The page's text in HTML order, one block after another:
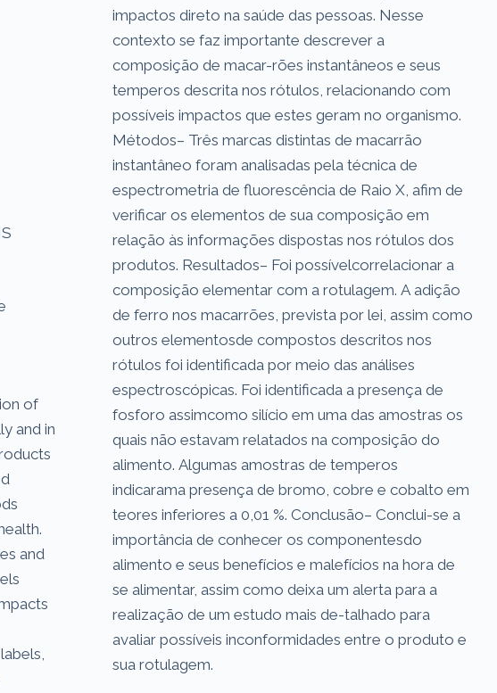
of
and in
and
impactos direto na saúde das pessoas. Nesse
contexto se faz importante descrever a
composição de macar-rões instantâneos e seus
temperos descrita nos rótulos, relacionando com
possíveis impactos que estes geram no organismo.
Métodos– Três marcas distintas de macarrão
instantâneo foram analisadas pela técnica de
espectrometria de fluorescência de Raio X, afim de
verificar os elementos de sua composição em
relação às informações dispostas nos rótulos dos
produtos. Resultados– Foi possívelcorrelacionar a
composição elementar com a rotulagem. A adição
de ferro nos macarrões, prevista por lei, assim como
outros elementosde compostos descritos nos
rótulos foi identificada por meio das análises
espectroscópicas. Foi identificada a presença de
fosforo assimcomo silício em uma das amostras os
quais não estavam relatados na composição do
alimento. Algumas amostras de temperos
indicarama presença de bromo, cobre e cobalto em
teores inferiores a 0,01 %. Conclusão– Conclui-se a
importância de conhecer os componentesdo
alimento e seus benefícios e malefícios na hora de
se alimentar, assim como deixa um alerta para a
realização de um estudo mais de-talhado para
avaliar possíveis inconformidades entre o produto e
sua rotulagem.